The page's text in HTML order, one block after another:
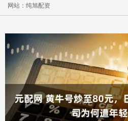
网站：纯旭配资